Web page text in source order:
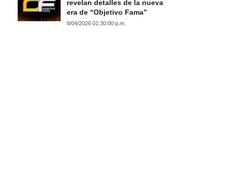
revelan detalles de la nueva
era de “Objetivo Fama”
8/04/2026 01:30:00 p.m.